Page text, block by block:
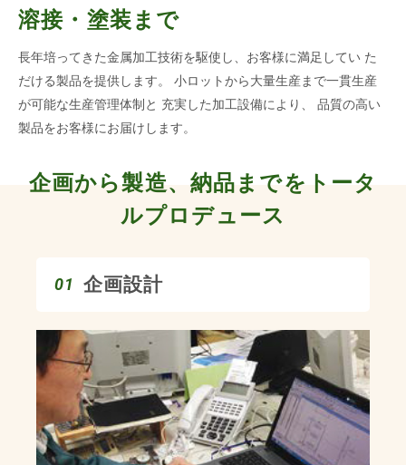
溶接・塗装まで
長年培ってきた金属加工技術を駆使し、お客様に満足してい た
だける製品を提供します。
小ロットから大量生産まで一貫生産
が可能な生産管理体制と 充実した加工設備により、
品質の高い
製品をお客様にお届けします。
企画から製造、納品までをトータ
ルプロデュース
01 企画設計